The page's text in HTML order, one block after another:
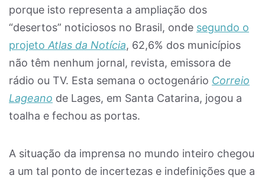
porque isto representa a ampliação dos
“desertos” noticiosos no Brasil, onde segundo o
projeto Atlas da Notícia, 62,6% dos municípios
não têm nenhum jornal, revista, emissora de
rádio ou TV. Esta semana o octogenário Correio
Lageano de Lages, em Santa Catarina, jogou a
toalha e fechou as portas.
A situação da imprensa no mundo inteiro chegou
a um tal ponto de incertezas e indefinições que a